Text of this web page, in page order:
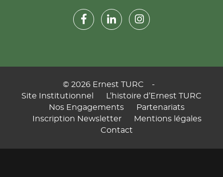
© 2026 Ernest TURC
-
Site Institutionnel
L’histoire d’Ernest TURC
Nos Engagements
Partenariats
Inscription Newsletter
Mentions légales
Contact